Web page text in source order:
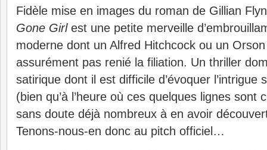
Fidèle mise en images du roman de Gillian
Gone Girlest une petite merveille
moderne dont un Alfred Hitchcock ou un Orson
assurément pas renié la filiation. Un thriller
satirique dont il est difficile d’évoquer l’intrigue
(bien qu’à l’heure où ces quelques lignes sont
sans doute déjà nombreux à en avoir
Tenons-nous-en donc au pitch officiel…